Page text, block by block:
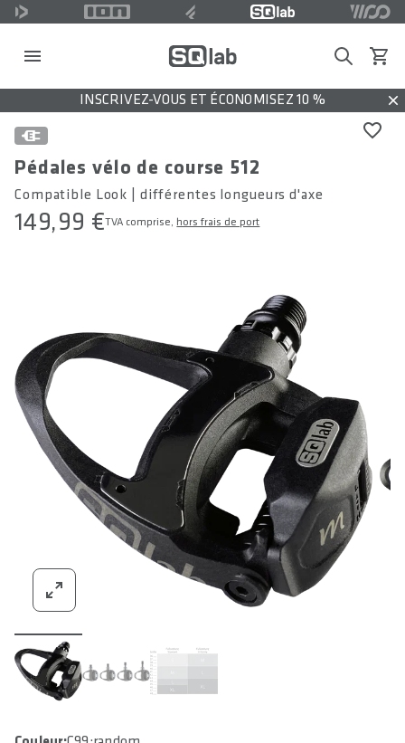
SearchVoir
INSCRIVEZ-VOUS ET ÉCONOMISEZ 10 %
Pédales vélo de course 512
Compatible Look | différentes longueurs d'axe
149,99 €TVA comprise, hors frais de port